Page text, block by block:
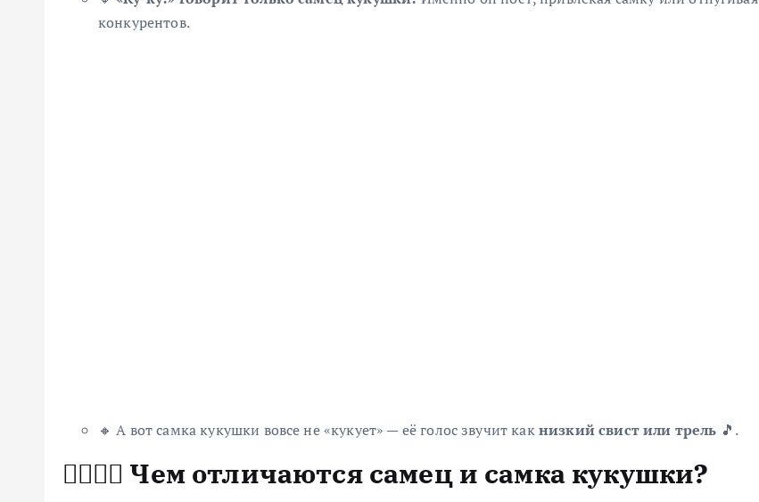
конкурентов.
🔸 А вот самка кукушки вовсе не «кукует» — её голос звучит какнизкий свист или трель 🎵.
🧍‍♂️🧍‍♀️ Чем отличаются самец и самка кукушки?